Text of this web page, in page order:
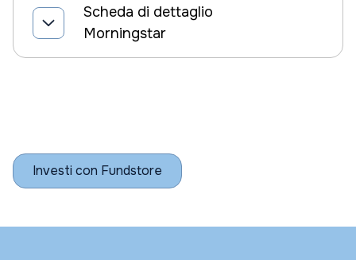
Scheda di dettaglio
Morningstar
Investi con Fundstore